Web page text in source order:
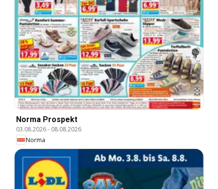
Norma Prospekt
03.08.2026- 08.08.2026
Norma